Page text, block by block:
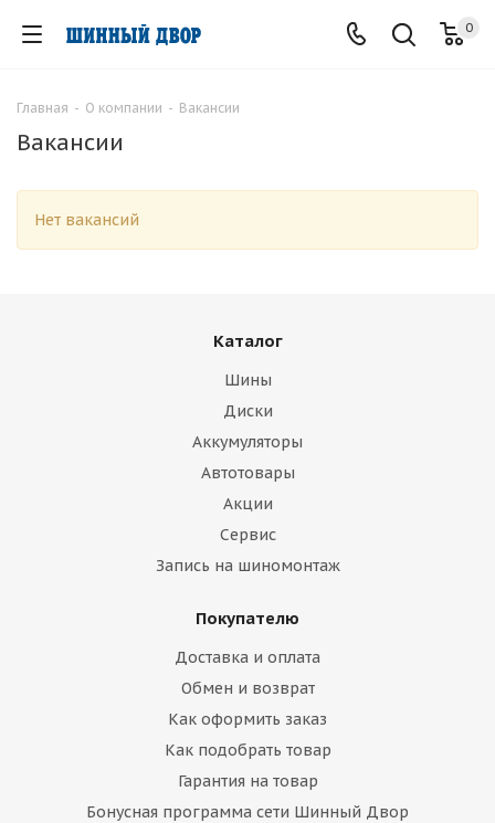
0
Главная - О компании - Вакансии
Вакансии
Нет вакансий
Каталог
Шины
Диски
Аккумуляторы
Автотовары
Акции
Сервис
Запись на шиномонтаж
Покупателю
Доставка и оплата
Обмен и возврат
Как оформить заказ
Как подобрать товар
Гарантия на товар
Бонусная программа сети Шинный Двор